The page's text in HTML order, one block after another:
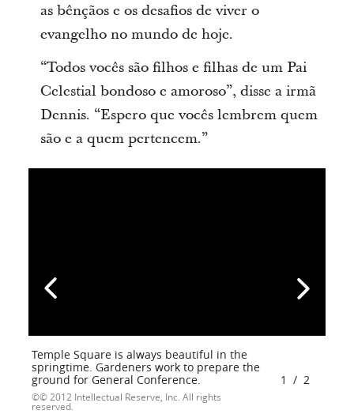
as bênçãos e os desafios de viver o
evangelho no mundo de hoje.
“Todos vocês são filhos e filhas de um Pai
Celestial bondoso e amoroso”, disse a irmã
Dennis. “Espero que vocês lembrem quem
são e a quem pertencem.”
Temple Square is always beautiful in the
springtime. Gardeners work to prepare the
ground for General Conference.
© 2012 Intellectual Reserve, Inc. All rights
reserved.
1 / 2